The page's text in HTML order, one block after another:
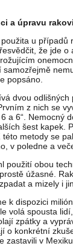
a úpravu
u případů
že jde o
samozřejmě
popsáno.
dvou odlišných
z nich se
a 6“. Nemocný
šest kapek.
metody se
v poledne a
použití obou
úžasné.
a mizely i
k dispozici
volá spousta
zpátky a
o konkrétní
zastavili v Mexiku.